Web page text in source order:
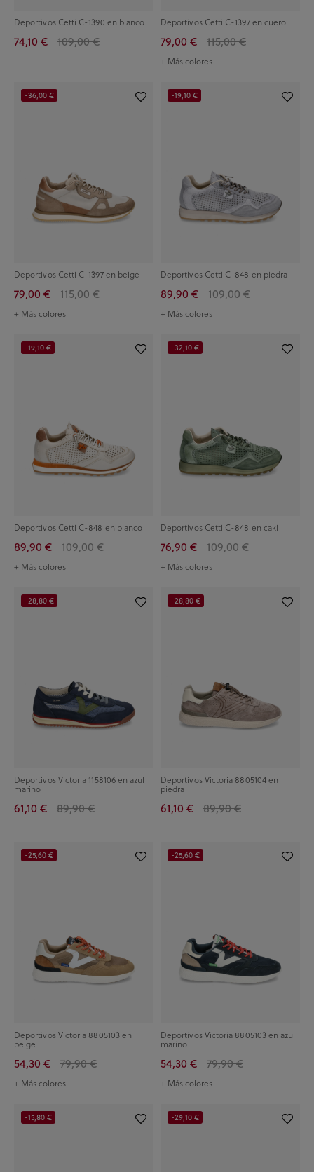
Deportivos Cetti C-1390 en blanco
74,10 € 109,00 €
Deportivos Cetti C-1397 en cuero
79,00 € 115,00 €
+ Más colores
Deportivos Cetti C-1397 en beige
79,00 € 115,00 €
+ Más colores
-36,00 €
Deportivos Cetti C-848 en piedra
89,90 € 109,00 €
+ Más colores
-19,10 €
Deportivos Cetti C-848 en blanco
89,90 € 109,00 €
+ Más colores
-19,10 €
Deportivos Cetti C-848 en caki
76,90 € 109,00 €
+ Más colores
-32,10 €
Deportivos Victoria 1158106 en azul
marino
61,10 € 89,90 €
-28,80 €
Deportivos Victoria 8805104 en
piedra
61,10 € 89,90 €
-28,80 €
Deportivos Victoria 8805103 en
beige
54,30 € 79,90 €
+ Más colores
-25,60 €
Deportivos Victoria 8805103 en azul
marino
54,30 € 79,90 €
+ Más colores
-25,60 €
-15,80 € -29,10 €